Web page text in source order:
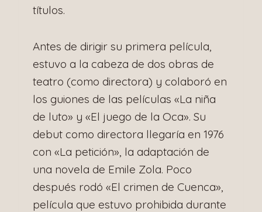
títulos.
Antes de dirigir su primera película,
estuvo a la cabeza de dos obras de
teatro (como directora) y colaboró en
los guiones de las películas «La niña
de luto» y «El juego de la Oca». Su
debut como directora llegaría en 1976
con «La petición», la adaptación de
una novela de Emile Zola. Poco
después rodó «El crimen de Cuenca»,
película que estuvo prohibida durante